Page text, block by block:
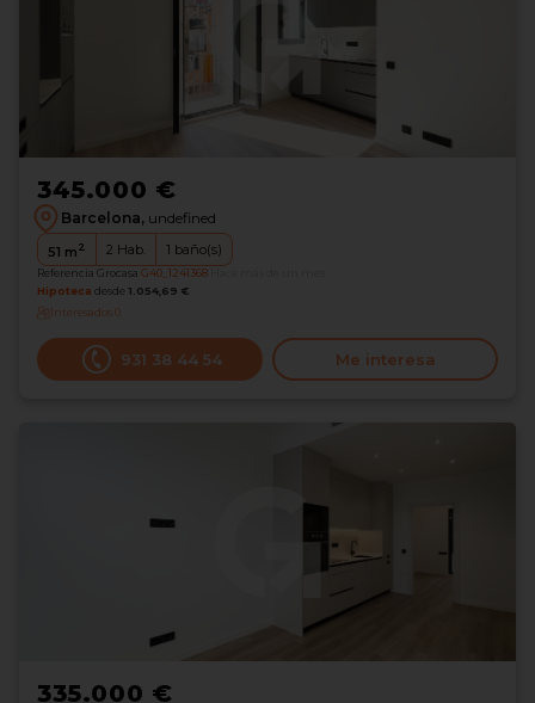
345.000 €
Barcelona, undefined
51 m2 2 Hab. 1 baño(s)
Referencia Grocasa G40_1241368
Hipoteca desde 1.054,69 €
Interesados0
931 38 44 54 Me interesa
335.000 €